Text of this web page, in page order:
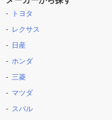
トヨタ
レクサス
日産
ホンダ
三菱
マツダ
スバル